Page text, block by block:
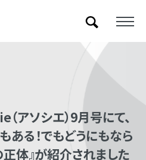
結果が正しく表示されない場合があります。
直してください。
アソシエ）9月号にて、
ある！でもどうにもなら
体』が紹介されました